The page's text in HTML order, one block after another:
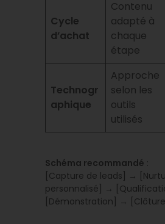
Cycle
d’achat
Contenu
adapté à
chaque
étape
Technogr
aphique
Approche
selon les
outils
utilisés
Schéma recommandé :
[Capture de leads] →
personnalisé] →
[Démonstration] → [Clôture]